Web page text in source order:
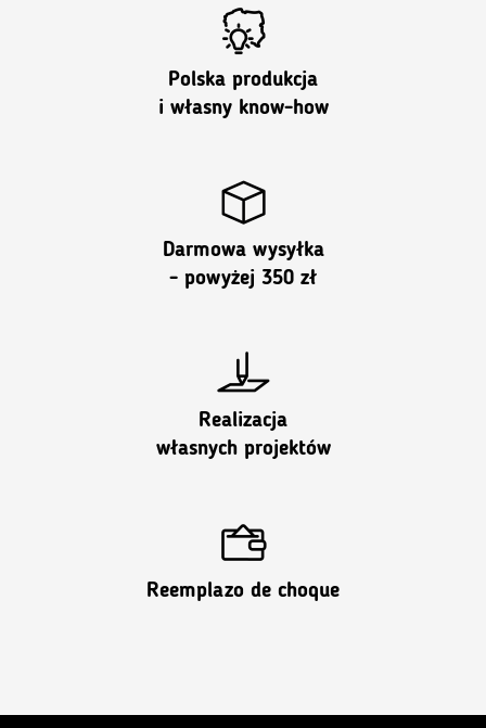
Polska produkcja
i własny know-how
Darmowa wysyłka
- powyżej 350 zł
Realizacja
własnych projektów
Reemplazo de choque